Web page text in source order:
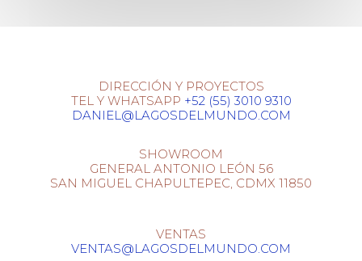
DIRECCIÓN Y PROYECTOS
TEL Y WHATSAPP +52 (55) 3010 9310
DANIEL@LAGOSDELMUNDO.COM
SHOWROOM
GENERAL ANTONIO LEÓN 56
SAN MIGUEL CHAPULTEPEC, CDMX 11850
VENTAS
VENTAS@LAGOSDELMUNDO.COM